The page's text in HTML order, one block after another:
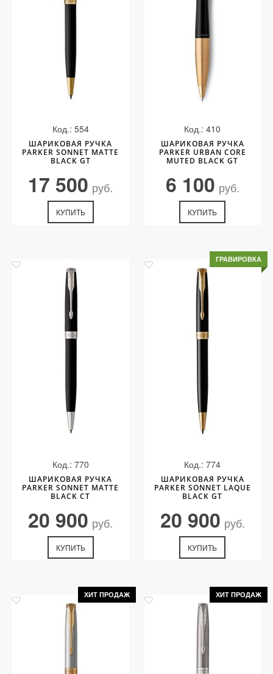
Код.: 554
ШАРИКОВАЯ РУЧКА
PARKER SONNET MATTE
BLACK GT
17 500 руб.
КУПИТЬ
Код.: 410
ШАРИКОВАЯ РУЧКА
PARKER URBAN CORE
MUTED BLACK GT
6 100 руб.
КУПИТЬ
Код.: 770
ШАРИКОВАЯ РУЧКА
PARKER SONNET MATTE
BLACK CT
20 900 руб.
КУПИТЬ
ГРАВИРОВКА
Код.: 774
ШАРИКОВАЯ РУЧКА
PARKER SONNET LAQUE
BLACK GT
20 900 руб.
КУПИТЬ
ХИТ ПРОДАЖ ХИТ ПРОДАЖ